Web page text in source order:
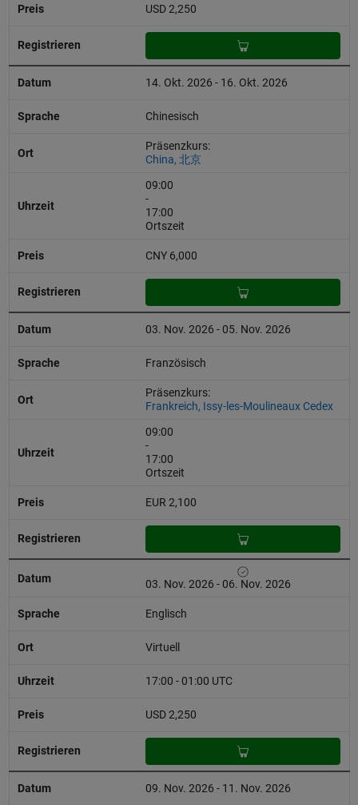
USD 2,250
14. Okt. 2026 - 16. Okt. 2026
Chinesisch
Präsenzkurs:
China, 北京
09:00
-
17:00
Ortszeit
CNY 6,000
03. Nov. 2026 - 05. Nov. 2026
Französisch
Präsenzkurs:
Frankreich, Issy-les-Moulineaux Cedex
09:00
-
17:00
Ortszeit
EUR 2,100
03. Nov. 2026 - 06. Nov. 2026
Englisch
Virtuell
17:00 - 01:00 UTC
USD 2,250
09. Nov. 2026 - 11. Nov. 2026